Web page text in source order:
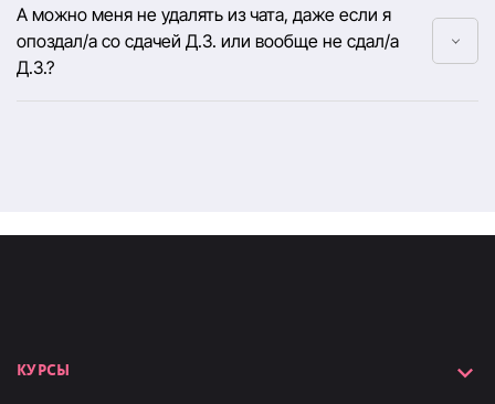
А можно меня не удалять из чата, даже если я
опоздал/а со сдачей Д.З. или вообще не сдал/а
Д.З.?
КУРСЫ